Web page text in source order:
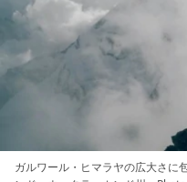
ガルワール・ヒマラヤの広大さに